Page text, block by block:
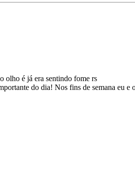
olho é já era sentindo fome rs
do dia! Nos fins de semana eu